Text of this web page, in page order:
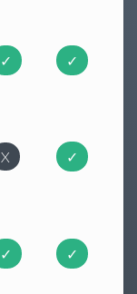
✓ ✓
X ✓
✓ ✓